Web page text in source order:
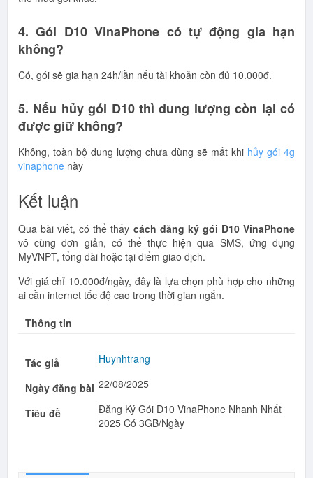
4. Gói D10 VinaPhone có tự động gia hạn
không?
Có, gói sẽ gia hạn 24h/lần nếu tài khoản còn đủ 10.000đ.
5. Nếu hủy gói D10 thì dung lượng còn lại có
được giữ không?
Không, toàn bộ dung lượng chưa dùng sẽ mất khi hủy gói 4g
vinaphone này
Kết luận
Qua bài viết, có thể thấy cách đăng ký gói D10 VinaPhone
vô cùng đơn giản, có thể thực hiện qua SMS, ứng dụng
MyVNPT, tổng đài hoặc tại điểm giao dịch.
Với giá chỉ 10.000đ/ngày, đây là lựa chọn phù hợp cho những
ai cần internet tốc độ cao trong thời gian ngắn.
Thông tin
Tác giả Huynhtrang
Ngày đăng bài 22/08/2025
Tiêu đề
Đăng Ký Gói D10 VinaPhone Nhanh Nhất
2025 Có 3GB/Ngày